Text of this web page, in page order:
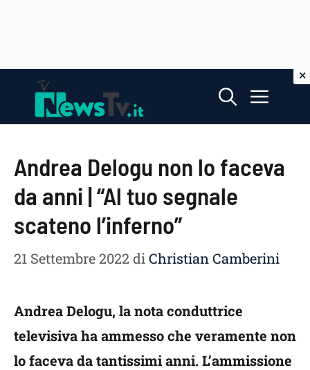
contenuto
Menu
Andrea Delogu non lo faceva
da anni | “Al tuo segnale
scateno l’inferno”
21 Settembre 2022diChristian Camberini
Andrea Delogu, la nota conduttrice
televisiva ha ammesso che veramente non
lo faceva da tantissimi anni. L’ammissione